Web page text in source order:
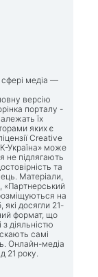
сфері медіа —
версію
порталу -
їх
яких є
Creative
Україна» може
не підлягають
та
Матеріали,
«Партнерський
на
які досягли 21-
формат, що
діяльністю
самі
Онлайн-медіа
21 року.